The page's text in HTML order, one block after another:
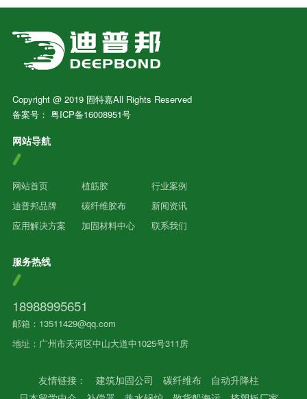
Copyright @ 2019 固特嘉All Rights Reserved
备案号： 粤ICP备16008951号
网站导航
网站首页
迪普邦品牌
应用解决方案
植筋胶
碳纤维胶布
加固材料中心
行业案例
新闻资讯
联系我们
服务热线
18988995651
邮箱：13511429@qq.com
地址：广州市天河区中山大道中1025号311房
友情链接： 建筑加固公司 碳纤维布
自动升降柱